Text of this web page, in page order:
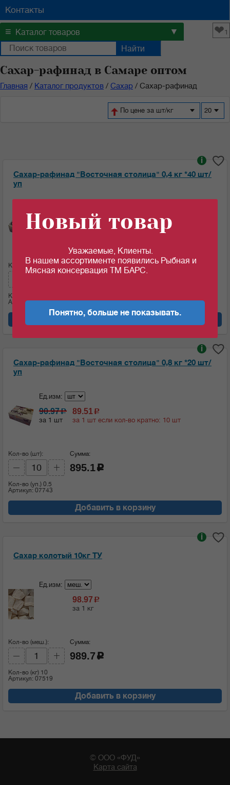
Контакты
≡ Каталог товаров ▼ ❤1
Сахар-рафинад в Самаре оптом
Главная / Каталог продуктов / Сахар / Сахар-рафинад
20
По цене за шт/кг
Сахар-рафинад "Восточная столица" 0,4 кг *40 шт/
уп
i
47.32 c 46.56 c
за 1 шт если кол-во кратно: 10 шт
Кол-во (шт):
Кол-во (уп.)
Артикул: 07744
Сумма:
Добавить в корзину
Сахар-рафинад "Восточная столица" 0,8 кг *20 шт/
уп
i
Ед.изм:
90.97c
за 1 шт
89.51c
за 1 шт если кол-во кратно: 10 шт
Кол-во (шт):
Кол-во (уп.) 0.5
Артикул: 07743
Сумма:
895.1 c
Добавить в корзину
Сахар колотый 10кг ТУ
i
Ед.изм:
98.97 c
за 1 кг
Кол-во (меш.):
Кол-во (кг) 10
Артикул: 07519
Сумма:
989.7 c
Добавить в корзину
© ООО «ФУД»
Карта сайта
Новый товар
Уважаемые, Клиенты.
В нашем ассортименте появились Рыбная и
Мясная консервация ТМ БАРС.
Понятно, больше не показывать.